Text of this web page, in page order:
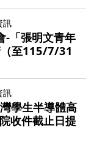
訊
-「張明文青年
至115/7/31
訊
學生半導體高
收件截止日提